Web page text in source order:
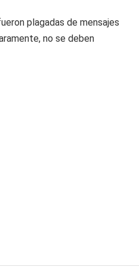
plagadas de mensajes
no se deben